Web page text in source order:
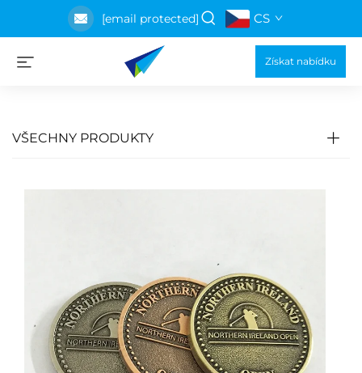
[email protected] CS
Získat nabídku
VŠECHNY PRODUKTY